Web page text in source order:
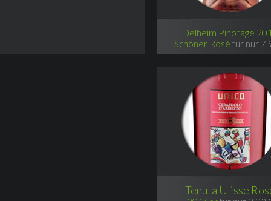
Delheim Pinotage
Schöner Rosé für nur
Tenuta Ulisse